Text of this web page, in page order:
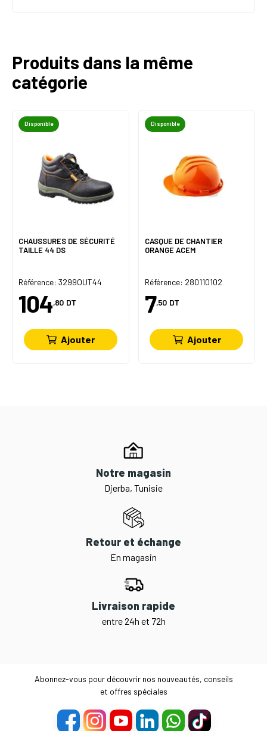
Produits dans la même
catégorie
Disponible
CHAUSSURES DE SÉCURITÉ
TAILLE 44 DS
Référence: 3299OUT44
104,80 DT
Ajouter
Disponible
CASQUE DE CHANTIER
ORANGE ACEM
Référence: 280110102
7,50 DT
Ajouter
Notre magasin
Djerba, Tunisie
Retour et échange
En magasin
Livraison rapide
entre 24h et 72h
Abonnez-vous pour découvrir nos nouveautés, conseils
et offres spéciales